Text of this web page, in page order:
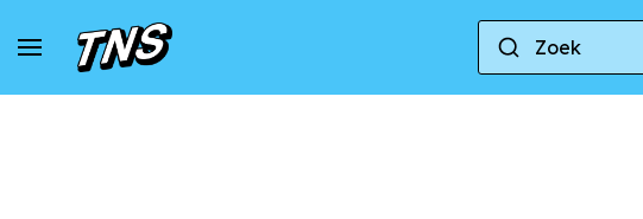
Naar huis Velophasis 'Sprint2K'